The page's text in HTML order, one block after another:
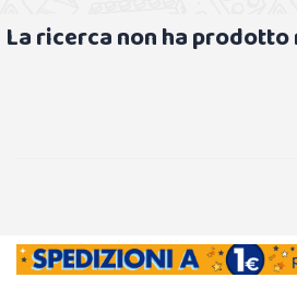
La ricerca non ha